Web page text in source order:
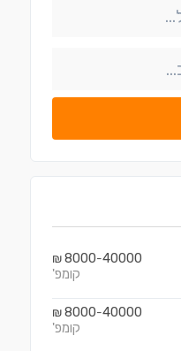
8000-40000
₪
קומפ'
8000-40000
₪
קומפ'